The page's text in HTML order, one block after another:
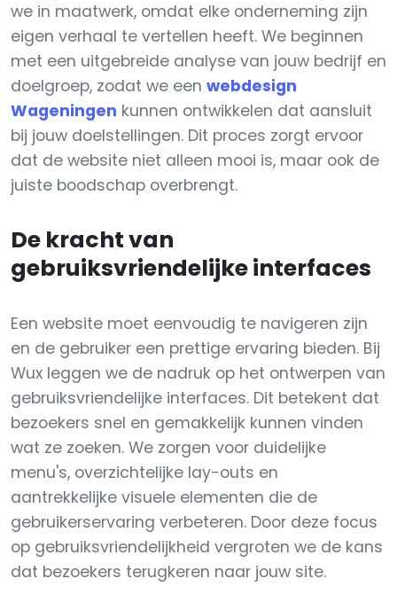
we in maatwerk, omdat elke onderneming zijn
eigen verhaal te vertellen heeft. We beginnen
met een uitgebreide analyse van jouw bedrijf en
doelgroep, zodat we een webdesign
Wageningen kunnen ontwikkelen dat aansluit
bij jouw doelstellingen. Dit proces zorgt ervoor
dat de website niet alleen mooi is, maar ook de
juiste boodschap overbrengt.
De kracht van
gebruiksvriendelijke interfaces
Een website moet eenvoudig te navigeren zijn
en de gebruiker een prettige ervaring bieden. Bij
Wux leggen we de nadruk op het ontwerpen van
gebruiksvriendelijke interfaces. Dit betekent dat
bezoekers snel en gemakkelijk kunnen vinden
wat ze zoeken. We zorgen voor duidelijke
menu's, overzichtelijke lay-outs en
aantrekkelijke visuele elementen die de
gebruikerservaring verbeteren. Door deze focus
op gebruiksvriendelijkheid vergroten we de kans
dat bezoekers terugkeren naar jouw site.